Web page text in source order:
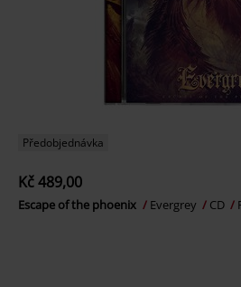
Předobjednávka
Kč 489,00
Escape of the phoenix Evergrey CD